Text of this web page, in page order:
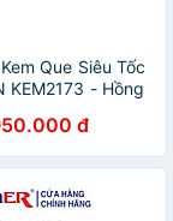
Que Siêu Tốc
KEM2173 - Hồng
đ